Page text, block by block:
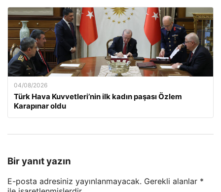
04/08/2026
Türk Hava Kuvvetleri’nin ilk kadın paşası Özlem
Karapınar oldu
Bir yanıt yazın
E-posta adresiniz yayınlanmayacak. Gerekli alanlar *